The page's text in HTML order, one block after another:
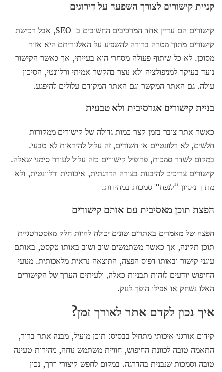
קניית קישורים לצורך השפעה על דירוגים
קישורים הם עדיין אחד המרכיבים החשובים ב-SEO, אבל רכישת
קישורים מתוך מטרה ברורה להשפיע על האלגוריתם היא אזור
מסוכן. לא כל שיתוף פעולה מסחרי הוא בעייתי, אך כאשר הקישור
נועד בעיקר למניפולציה ולא נוצר בהקשר אמיתי ורלוונטי, הסיכון
עולה. גם האתר המקשר וגם האתר המקודם עלולים להיפגע.
בניית קישורים אגרסיבית ולא טבעית
כאשר אתר צובר בזמן קצר כמות גדולה של קישורים ממקורות
חלשים, לא רלוונטיים או חשודים, זה עלול להיראות לא טבעי.
במקום לשדר סמכות, פרופיל קישורים כזה עלול לעורר סימני שאלה.
קישורים צריכים להיבנות בצורה הדרגתית, איכותית ורלוונטית, ולא
מתוך ניסיון “לנפח” סמכות במהירות.
הפצת תוכן מאסיבית עם אותם קישורים
הפצה של מאמרים באתרים שונים יכולה להיות חלק מאסטרטגיית
תוכן תקינה, אך כאשר משתמשים שוב ושוב באותו טקסט, באותם
עוגני קישור ובאותו דפוס הפצה, התוצאה נראית מלאכותית. מנועי
החיפוש יודעים לזהות תבניות כאלה, ולעיתים הערך של הקישורים
האלו נשחק או אפילו הופך לנזק.
איך נכון לקדם אתר לאורך זמן?
קידום אורגני איכותי מתחיל בבסיס: תוכן מועיל, מבנה אתר ברור,
התאמה טובה לכוונת החיפוש, חוויית משתמש נוחה, מהירות טעינה
טובה וסמכות שנבנית בהדרגה. במקום לחפש קיצורי דרך, נכון